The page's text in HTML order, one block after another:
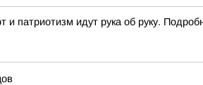
патриотизм идут рука об руку.